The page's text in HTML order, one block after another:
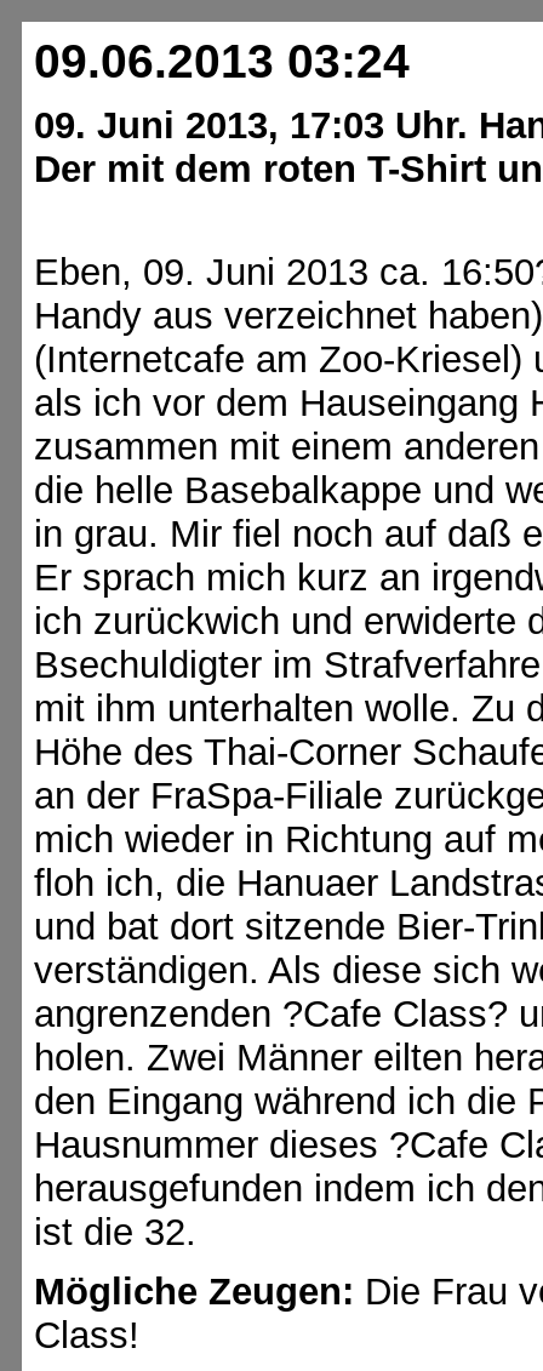
09.06.2013 03:24
09. Juni 2013, 17:03 Uhr.
Der mit dem roten T-Shirt
Eben, 09. Juni 2013 ca.
Handy aus verzeichnet
(Internetcafe am Zoo-
als ich vor dem Hauseingang
zusammen mit einem
die helle Basebalkappe und
in grau. Mir fiel noch auf daß
Er sprach mich kurz an
ich zurückwich und erwiderte
Bsechuldigter im
mit ihm unterhalten wolle. Zu
Höhe des Thai-Corner
an der FraSpa-Filiale
mich wieder in Richtung auf
floh ich, die Hanuaer
und bat dort sitzende Bier-
verständigen. Als diese sich
angrenzenden ?Cafe Class?
holen. Zwei Männer eilten
den Eingang während ich die
Hausnummer dieses ?Cafe
herausgefunden indem ich
ist die 32.
Mögliche Zeugen: Die Frau
Class!